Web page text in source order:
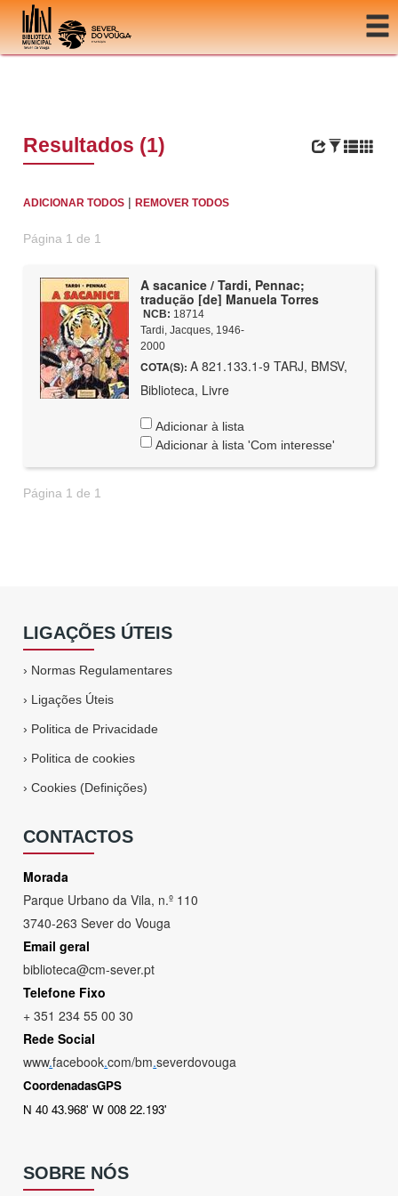
Ir para o conteúdo
Resultados (1)
ADICIONAR TODOS |REMOVER TODOS
Página 1 de 1
A sacanice / Tardi, Pennac;
tradução [de] Manuela Torres
NCB: 18714
Tardi, Jacques, 1946-
2000
COTA(S): A 821.133.1-9 TARJ, BMSV,
Biblioteca, Livre
Adicionar à lista
Adicionar à lista 'Com interesse'
Página 1 de 1
LIGAÇÕES ÚTEIS
› Normas Regulamentares
› Ligações Úteis
› Politica de Privacidade
› Politica de cookies
›Cookies (Definições)
CONTACTOS
Morada
Parque Urbano da Vila, n.º 110
3740-263 Sever do Vouga
Email geral
biblioteca@cm-sever.pt
Telefone Fixo
+ 351 234 55 00 30
Rede Social
www.facebook.com/bm.severdovouga
CoordenadasGPS
N 40 43.968' W 008 22.193'
SOBRE NÓS